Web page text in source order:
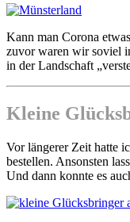
Kann man Corona
zuvor waren wir soviel
in der Landschaft
Kleine
Vor längerer Zeit hatte
bestellen. Ansonsten
Und dann konnte es